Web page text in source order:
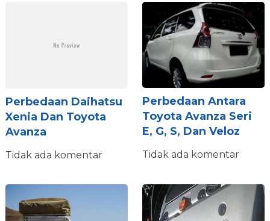
Perbedaan Daihatsu
Xenia Dan Toyota
Avanza
Tidak ada komentar
Perbedaan Antara
Toyota Avanza Seri
E, G, S, Dan Veloz
Tidak ada komentar